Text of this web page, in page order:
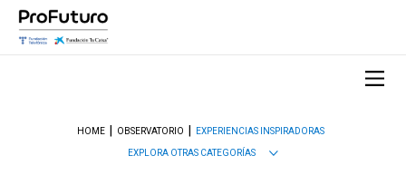
HOME OBSERVATORIO
EXPERIENCIAS INSPIRADORAS
EXPLORA OTRAS CATEGORÍAS